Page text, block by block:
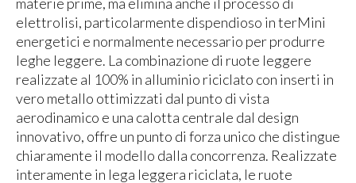
elettrolisi, particolarmente dispendioso in terMini
energetici e normalmente necessario per produrre
leghe leggere. La combinazione di ruote leggere
realizzate al 100% in alluminio riciclato con inserti in
vero metallo ottimizzati dal punto di vista
aerodinamico e una calotta centrale dal design
innovativo, offre un punto di forza unico che distingue
chiaramente il modello dalla concorrenza. Realizzate
interamente in lega leggera riciclata, le ruote